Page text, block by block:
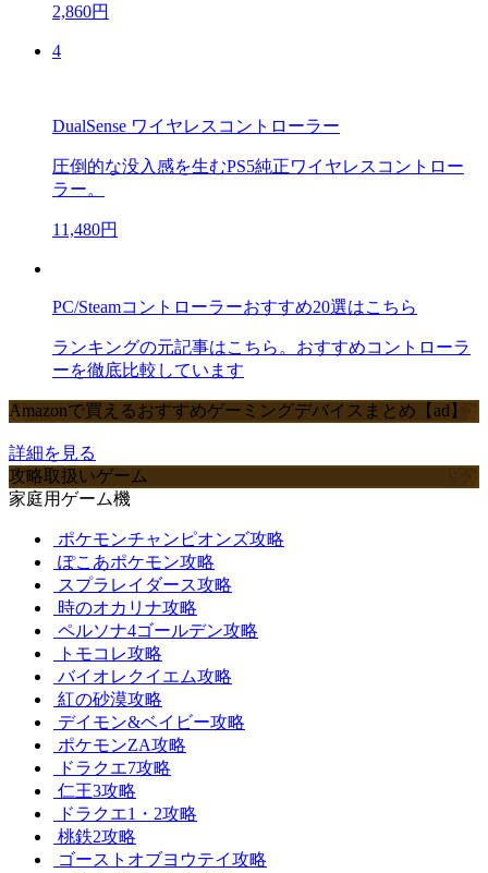
2,860円
4
DualSense ワイヤレスコントローラー
圧倒的な没入感を生むPS5純正ワイヤレスコントロー
ラー。
11,480円
PC/Steamコントローラーおすすめ20選はこちら
ランキングの元記事はこちら。おすすめコントローラ
ーを徹底比較しています
Amazonで買えるおすすめゲーミングデバイスまとめ【ad】
詳細を見る
攻略取扱いゲーム
家庭用ゲーム機
ポケモンチャンピオンズ攻略
ぽこあポケモン攻略
スプラレイダース攻略
時のオカリナ攻略
ペルソナ4ゴールデン攻略
トモコレ攻略
バイオレクイエム攻略
紅の砂漠攻略
デイモン&ベイビー攻略
ポケモンZA攻略
ドラクエ7攻略
仁王3攻略
ドラクエ1・2攻略
桃鉄2攻略
ゴーストオブヨウテイ攻略